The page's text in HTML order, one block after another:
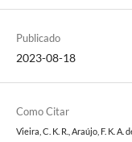
Publicado
2023-08-18
Como Citar
Vieira, C. K. R., Araújo, F. K. A.